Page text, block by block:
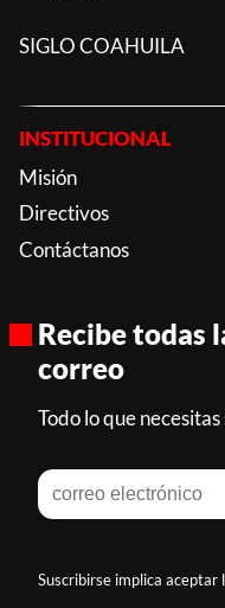
SIGLO COAHUILA
INSTITUCIONAL
Misión
Directivos
Contáctanos
Recibe todas
correo
Todo lo que
Suscribirse implica aceptar